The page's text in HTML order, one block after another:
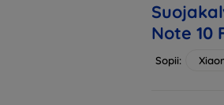
Note 10
Sopii: